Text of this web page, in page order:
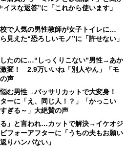
スな返答”に「これから使います」
校で人気の男性教師が女子トイレに…
見えた“恐ろしいモノ”に「許せない」
たのに…“しっくりこない”男性→あか
変！ 2.9万いいね「別人やん」「モ
声
悩む男性→バッサリカットで大変身！
ーに「え、同じ人！？」「かっこい
ぎる～」大絶賛の声
」と言われ…カットで解決→イケオジ
フォーアフターに「うちの夫もお願い
りハンパない」